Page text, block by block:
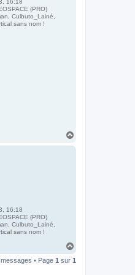
(PRO)
Culbuto_Lainé,
sans nom !
16:18
(PRO)
Culbuto_Lainé,
sans nom !
u
• Page 1 sur 1